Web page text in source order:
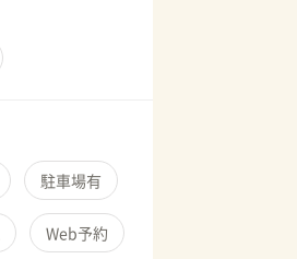
駐車場有
Web予約